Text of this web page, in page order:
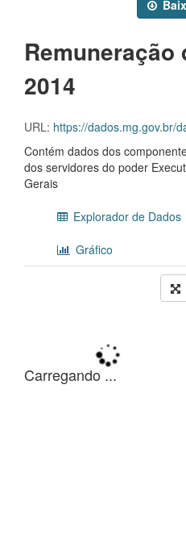
Remuneração
2014
URL: https://dados.mg.gov.br/dataset/98b58ea9-813e-4f50-8555-4ec0e15bbe91/
Contém dados dos
dos servidores do poder
Gerais
Explorador de Dados
Gráfico